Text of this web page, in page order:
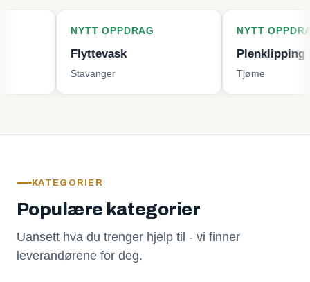
NYTT OPPDRAG
Flyttevask
NYTT OPPDRAG
Plenklipping
KATEGORIER
Populære kategorier
Uansett hva du trenger hjelp til - vi finner
leverandørene for deg.